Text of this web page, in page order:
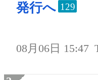
発行へ 129
08月06日 15:47